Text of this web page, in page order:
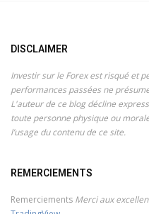
DISCLAIMER
Investir sur le Forex est risqué et
performances passées ne
L'auteur de ce blog décline
toute personne physique ou
l’usage du contenu de ce site.
REMERCIEMENTS
Remerciements Merci aux